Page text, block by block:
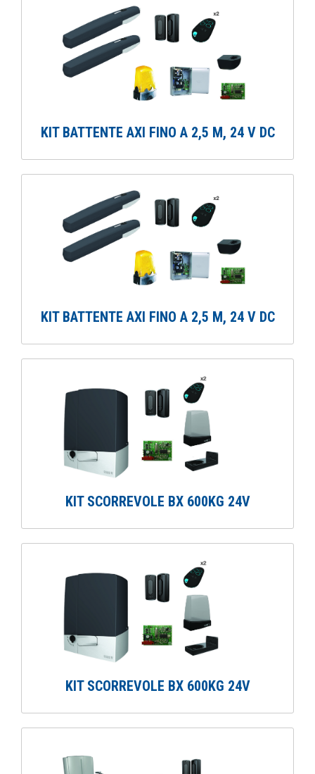
KIT BATTENTE AXI FINO A 2,5 M, 24 V DC
KIT BATTENTE AXI FINO A 2,5 M, 24 V DC
KIT SCORREVOLE BX 600KG 24V
KIT SCORREVOLE BX 600KG 24V